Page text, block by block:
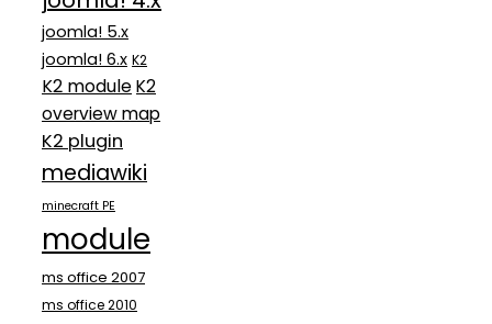
joomla! 5.x
joomla! 6.x K2
K2 moduleK2
overview map
K2 plugin
mediawiki
minecraft PE
module
ms office 2007
ms office 2010